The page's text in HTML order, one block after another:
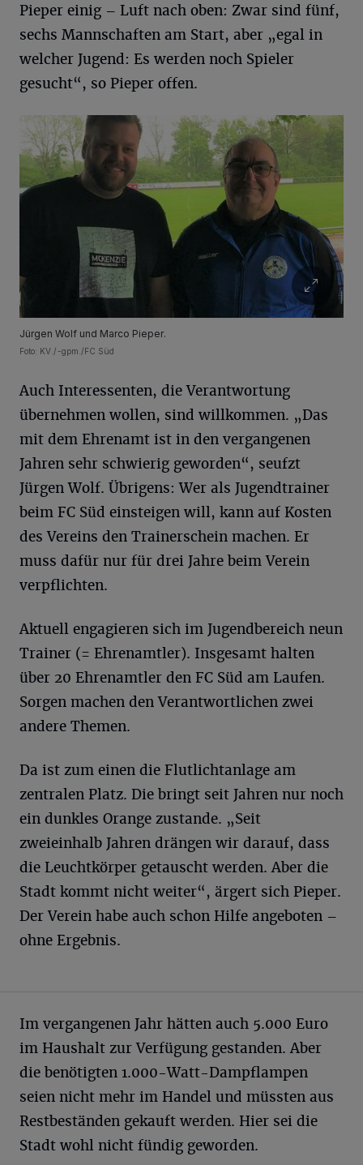
Pieper einig – Luft nach oben: Zwar sind fünf,
sechs Mannschaften am Start, aber „egal in
welcher Jugend: Es werden noch Spieler
gesucht“, so Pieper offen.
Jürgen Wolf und Marco Pieper.
Foto: KV./-gpm./FC Süd
Auch Interessenten, die Verantwortung
übernehmen wollen, sind willkommen. „Das
mit dem Ehrenamt ist in den vergangenen
Jahren sehr schwierig geworden“, seufzt
Jürgen Wolf. Übrigens: Wer als Jugendtrainer
beim FC Süd einsteigen will, kann auf Kosten
des Vereins den Trainerschein machen. Er
muss dafür nur für drei Jahre beim Verein
verpflichten.
Aktuell engagieren sich im Jugendbereich neun
Trainer (= Ehrenamtler). Insgesamt halten
über 20 Ehrenamtler den FC Süd am Laufen.
Sorgen machen den Verantwortlichen zwei
andere Themen.
Da ist zum einen die Flutlichtanlage am
zentralen Platz. Die bringt seit Jahren nur noch
ein dunkles Orange zustande. „Seit
zweieinhalb Jahren drängen wir darauf, dass
die Leuchtkörper getauscht werden. Aber die
Stadt kommt nicht weiter“, ärgert sich Pieper.
Der Verein habe auch schon Hilfe angeboten –
ohne Ergebnis.
Im vergangenen Jahr hätten auch 5.000 Euro
im Haushalt zur Verfügung gestanden. Aber
die benötigten 1.000-Watt-Dampflampen
seien nicht mehr im Handel und müssten aus
Restbeständen gekauft werden. Hier sei die
Stadt wohl nicht fündig geworden.